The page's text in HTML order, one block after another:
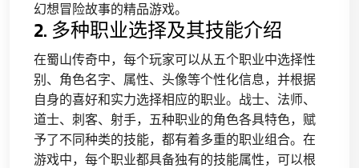
幻想冒险故事的精品游戏。
2. 多种职业选择及其技能介绍
在蜀山传奇中，每个玩家可以从五个职业中选择性
别、角色名字、属性、头像等个性化信息，并根据
自身的喜好和实力选择相应的职业。战士、法师、
道士、刺客、射手，五种职业的角色各具特色，赋
予了不同种类的技能，都有着多重的职业组合。在
游戏中，每个职业都具备独有的技能属性，可以根